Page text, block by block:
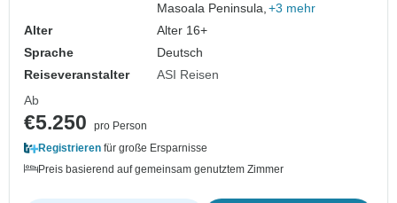
Masoala Peninsula, +3 mehr
Alter
Alter 16+
Sprache
Deutsch
Reiseveranstalter
ASI Reisen
Ab
€5.250
pro Person
Registrieren für große Ersparnisse
Preis basierend auf gemeinsam genutztem Zimmer